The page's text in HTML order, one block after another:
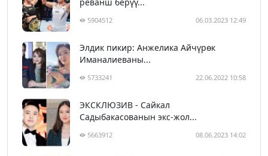
5904512 06.03.2023 12:49
Элдик пикир: Анжелика Айчүрөк
Иманалиеваны...
5733241 22.06.2022 10:58
ЭКСКЛЮЗИВ - Сайкал
Садыбакасованын экс-жол...
5663912 08.06.2023 14:02